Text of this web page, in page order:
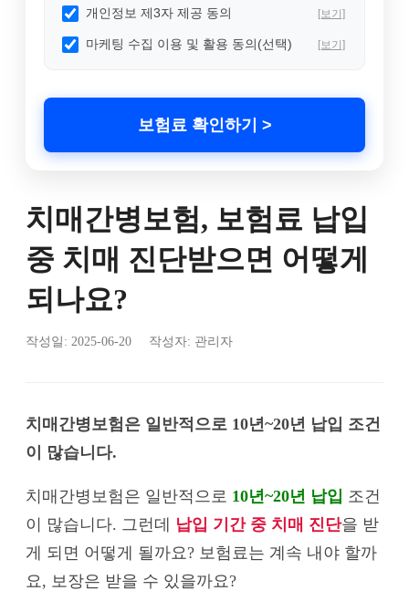
개인정보 제3자 제공 동의 [보기]
마케팅 수집 이용 및 활용 동의(선택) [보기]
보험료 확인하기 >
치매간병보험, 보험료 납입
중 치매 진단받으면 어떻게
되나요?
작성일: 2025-06-20 작성자: 관리자
치매간병보험은 일반적으로 10년~20년 납입 조건
이 많습니다.
치매간병보험은 일반적으로 10년~20년 납입 조건
이 많습니다. 그런데 납입 기간 중 치매 진단을 받
게 되면 어떻게 될까요? 보험료는 계속 내야 할까
요, 보장은 받을 수 있을까요?